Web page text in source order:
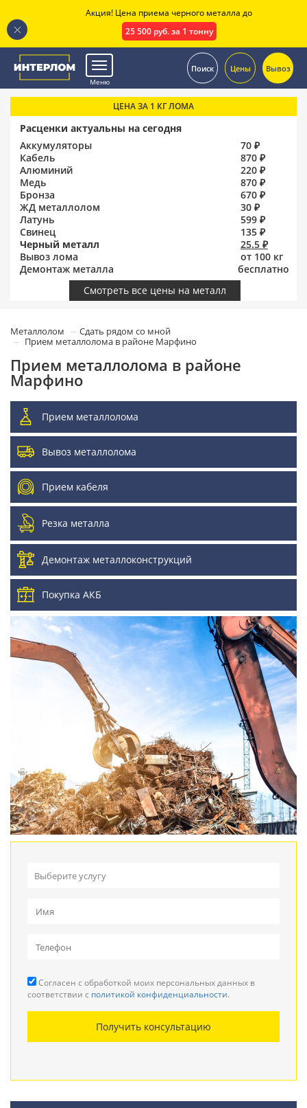
Меню
Поиск Цены Вывоз
ЦЕНА ЗА 1 КГ ЛОМА
Расценки актуальны на сегодня
Аккумуляторы
70 ₽
Кабель
870 ₽
Алюминий
220 ₽
Медь
870 ₽
Бронза
670 ₽
ЖД металлолом
30 ₽
Латунь
599 ₽
Свинец
135 ₽
Черный металл
25.5 ₽
Вывоз лома
от 100 кг
Демонтаж металла
бесплатно
Смотреть все цены на металл
Металлолом
Сдать рядом со мной
Прием металлолома в районе Марфино
Прием металлолома в районе
Марфино
Прием металлолома
Вывоз металлолома
Прием кабеля
Резка металла
Демонтаж металлоконструкций
Покупка АКБ
Выберите услугу
Прием кабеля
Резка металла
Демонтаж металлоконструкций
Покупка АКБ
Согласен с обработкой моих персональных данных в
соответствии с политикой конфиденциальности.
Получить консультацию
Акция! Цена приема черного металла до
25 500 руб. за 1 тонну
.